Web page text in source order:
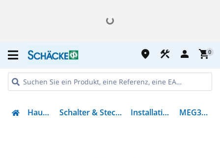
place construction person shopping_cart0
Haustechnik Schalter & Steckvorrichtungen Installationsschalter MEG3635-0000